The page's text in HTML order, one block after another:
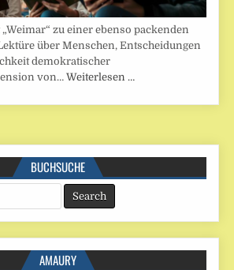
zu einer ebenso packenden
über Menschen, Entscheidungen
demokratischer
von…Weiterlesen …
BUCHSUCHE
AMAURY